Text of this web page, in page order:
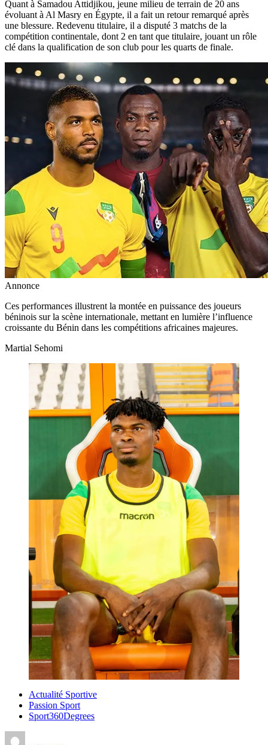
Quant à Samadou Attidjikou, jeune milieu de terrain de 20 ans
évoluant à Al Masry en Égypte, il a fait un retour remarqué après
une blessure. Redevenu titulaire, il a disputé 3 matchs de la
compétition continentale, dont 2 en tant que titulaire, jouant un rôle
clé dans la qualification de son club pour les quarts de finale.
Annonce
Ces performances illustrent la montée en puissance des joueurs
béninois sur la scène internationale, mettant en lumière l’influence
croissante du Bénin dans les compétitions africaines majeures.
Martial Sehomi
Actualité Sportive
Passion Sport
Sport360Degrees